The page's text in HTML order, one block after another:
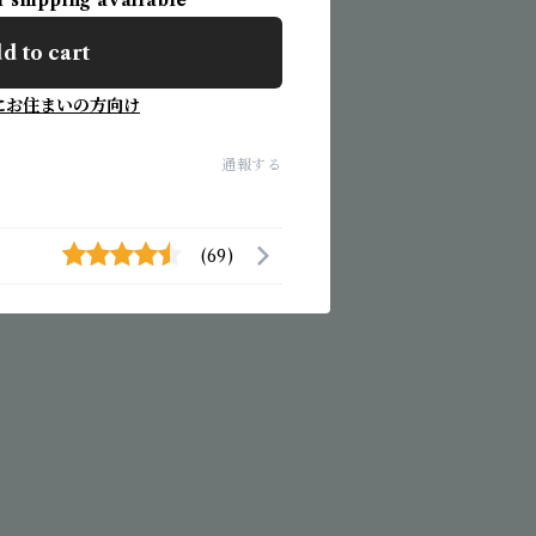
to cart
お住まいの方向け
通報する
(69)